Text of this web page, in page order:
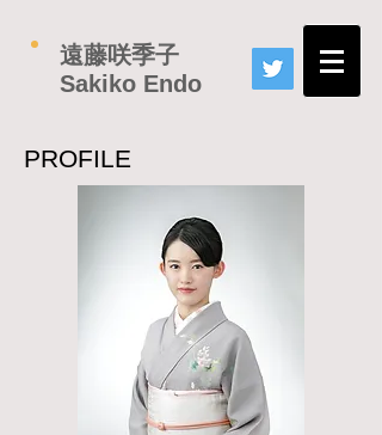
​遠藤咲季子
Sakiko Endo
PROFILE